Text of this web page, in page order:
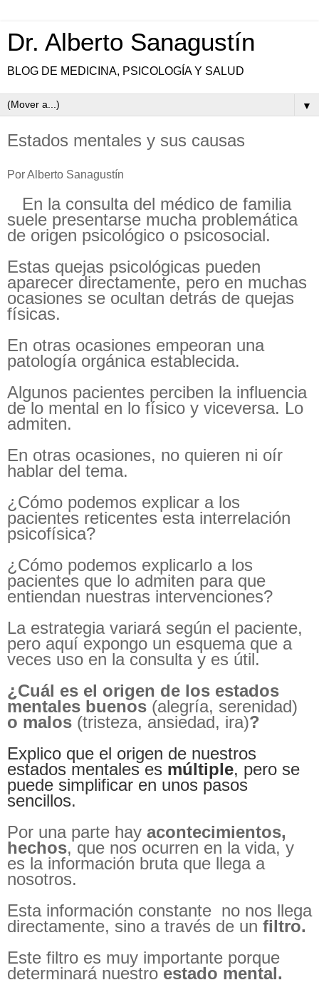
Dr. Alberto Sanagustín
BLOG DE MEDICINA, PSICOLOGÍA Y SALUD
▼
Estados mentales y sus causas
Por Alberto Sanagustín
En la consulta del médico de familia
suele presentarse mucha problemática
de origen psicológico o psicosocial.
Estas quejas psicológicas pueden
aparecer directamente, pero en muchas
ocasiones se ocultan detrás de quejas
físicas.
En otras ocasiones empeoran una
patología orgánica establecida.
Algunos pacientes perciben la influencia
de lo mental en lo físico y viceversa. Lo
admiten.
En otras ocasiones, no quieren ni oír
hablar del tema.
¿Cómo podemos explicar a los
pacientes reticentes esta interrelación
psicofísica?
¿Cómo podemos explicarlo a los
pacientes que lo admiten para que
entiendan nuestras intervenciones?
La estrategia variará según el paciente,
pero aquí expongo un esquema que a
veces uso en la consulta y es útil.
¿Cuál es el origen de los estados
mentales buenos (alegría, serenidad)
o malos (tristeza, ansiedad, ira)?
Explico que el origen de nuestros
estados mentales es múltiple, pero se
puede simplificar en unos pasos
sencillos.
Por una parte hay acontecimientos,
hechos, que nos ocurren en la vida, y
es la información bruta que llega a
nosotros.
Esta información constante no nos llega
directamente, sino a través de un filtro.
Este filtro es muy importante porque
determinará nuestroestado mental.